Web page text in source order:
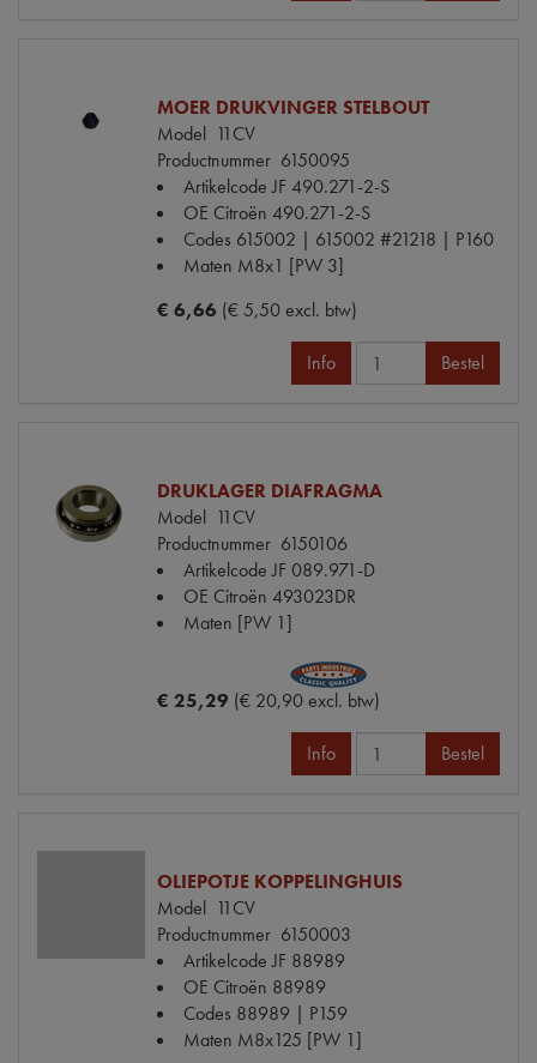
MOER DRUKVINGER STELBOUT
Model 11CV
Productnummer 6150095
Artikelcode JF490.271-2-S
OE Citroën 490.271-2-S
Codes 615002 | 615002 #21218 | P160
Maten M8x1 [PW 3]
€ 6,66 (€ 5,50 excl. btw)
Info Bestel
DRUKLAGER DIAFRAGMA
Model 11CV
Productnummer 6150106
Artikelcode JF089.971-D
OE Citroën 493023DR
Maten [PW 1]
€ 25,29 (€ 20,90 excl. btw)
Info Bestel
OLIEPOTJE KOPPELINGHUIS
Model 11CV
Productnummer 6150003
Artikelcode JF 88989
OE Citroën 88989
Codes 88989 | P159
Maten M8x125 [PW 1]